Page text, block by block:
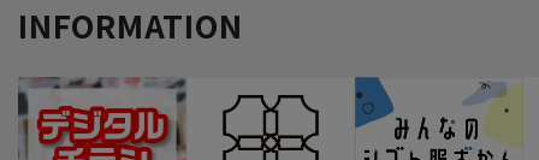
INFORMATION